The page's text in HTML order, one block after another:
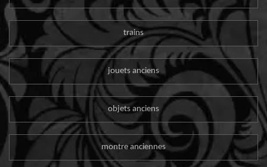
trains
jouets anciens
objets anciens
montre anciennes